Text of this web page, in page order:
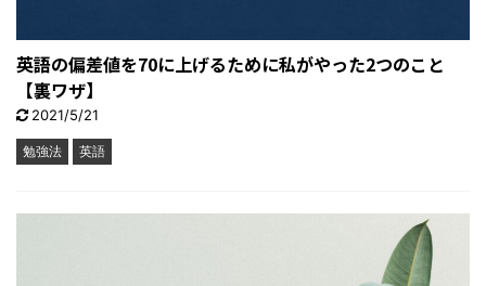
英語の偏差値を70に上げるために私がやった2つのこと
【裏ワザ】
2021/5/21
勉強法 英語